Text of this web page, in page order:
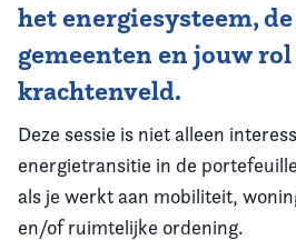
het energiesysteem,
gemeenten en jouw
krachtenveld.
Deze sessie is niet alleen
energietransitie in de
als je werkt aan mobiliteit,
en/of ruimtelijke ordening.